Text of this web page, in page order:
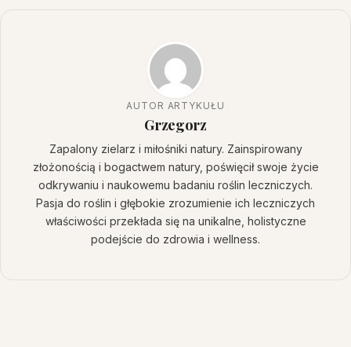
AUTOR ARTYKUŁU
Grzegorz
Zapalony zielarz i miłośniki natury. Zainspirowany
złożonością i bogactwem natury, poświęcił swoje życie
odkrywaniu i naukowemu badaniu roślin leczniczych.
Pasja do roślin i głębokie zrozumienie ich leczniczych
właściwości przekłada się na unikalne, holistyczne
podejście do zdrowia i wellness.